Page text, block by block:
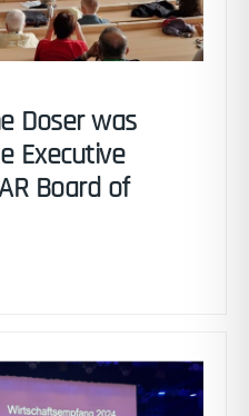
Doser was
Executive
Board of